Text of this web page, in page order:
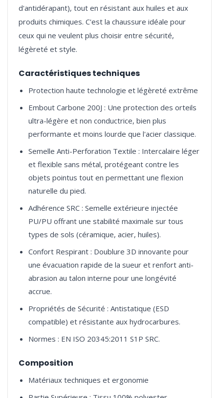
d'antidérapant), tout en résistant aux huiles et aux
produits chimiques. C'est la chaussure idéale pour
ceux qui ne veulent plus choisir entre sécurité,
Caractéristiques techniques
Protection haute technologie et légèreté extrême
Embout Carbone 200J : Une protection des orteils
ultra-légère et non conductrice, bien plus
performante et moins lourde que l'acier classique.
Semelle Anti-Perforation Textile : Intercalaire léger
et flexible sans métal, protégeant contre les
objets pointus tout en permettant une flexion
naturelle du pied.
Adhérence SRC : Semelle extérieure injectée
PU/PU offrant une stabilité maximale sur tous
types de sols (céramique, acier, huiles).
Confort Respirant : Doublure 3D innovante pour
une évacuation rapide de la sueur et renfort anti-
abrasion au talon interne pour une longévité
accrue.
Propriétés de Sécurité : Antistatique (ESD
compatible) et résistante aux hydrocarbures.
Normes : EN ISO 20345:2011 S1P SRC.
Composition
Matériaux techniques et ergonomie